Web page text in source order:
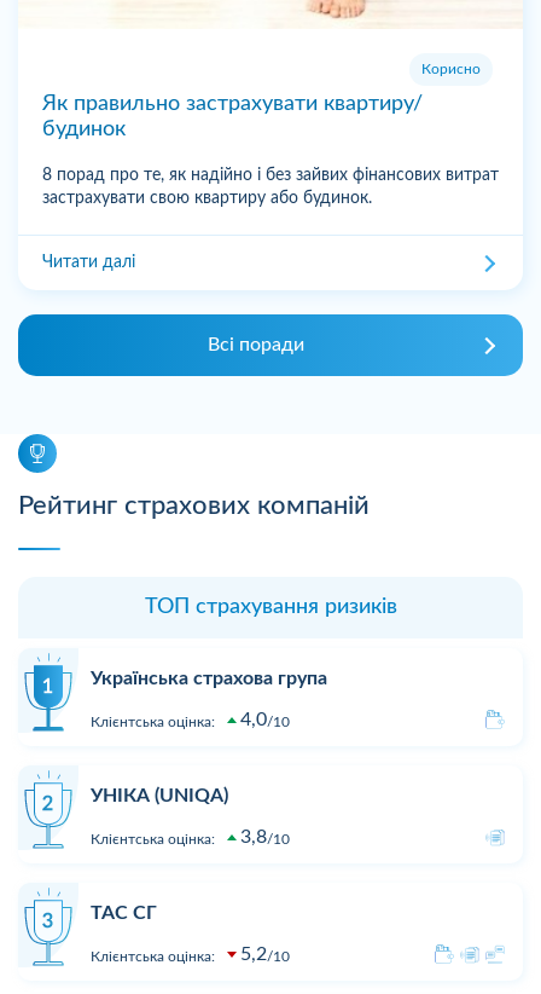
Корисно
Як правильно застрахувати квартиру/
будинок
8 порад про те, як надійно і без зайвих фінансових витрат
застрахувати свою квартиру або будинок.
Читати далі
Всі поради
Рейтинг страхових компаній
ТОП страхування ризиків
Українська страхова група
Клієнтська оцінка: 4,0 10
УНІКА (UNIQA)
Клієнтська оцінка: 3,8 10
ТАС СГ
Клієнтська оцінка: 5,2 10